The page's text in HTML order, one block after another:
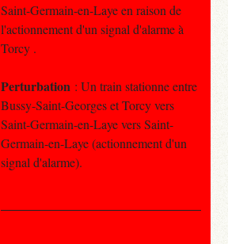
Saint-Germain-en-Laye en raison de
l'actionnement d'un signal d'alarme à
Torcy .
Perturbation : Un train stationne entre
Bussy-Saint-Georges et Torcy vers
Saint-Germain-en-Laye vers Saint-
Germain-en-Laye (actionnement d'un
signal d'alarme).